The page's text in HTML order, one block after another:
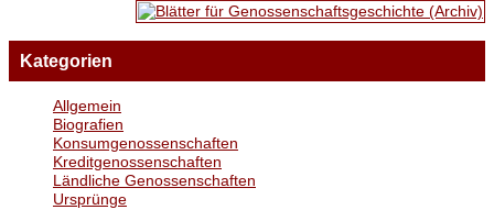
Kategorien
Allgemein
Biografien
Konsumgenossenschaften
Kreditgenossenschaften
Ländliche Genossenschaften
Ursprünge